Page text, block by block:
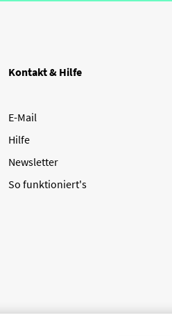
Kontakt & Hilfe
E-Mail
Hilfe
Newsletter
So funktioniert's